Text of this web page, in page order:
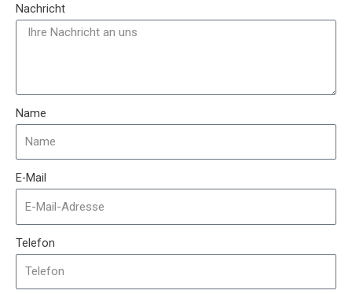
Nachricht
Name
E-Mail
Telefon